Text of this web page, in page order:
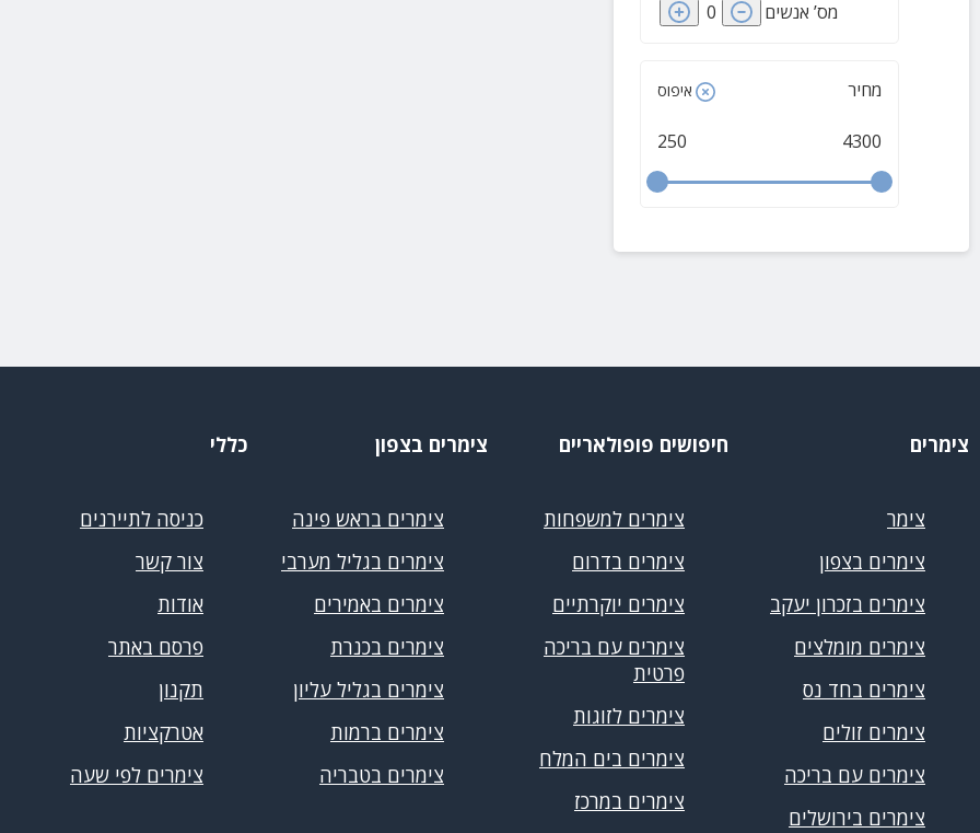
מס’ אנשים 0
מחיר איפוס
250 4300
צימרים
צימר
צימרים בצפון
צימרים בזכרון יעקב
צימרים מומלצים
צימרים בחד נס
צימרים זולים
צימרים עם בריכה
צימרים בירושלים
חיפושים פופולאריים
צימרים למשפחות
צימרים בדרום
צימרים יוקרתיים
צימרים עם בריכה
פרטית
צימרים לזוגות
צימרים בים המלח
צימרים במרכז
צימרים בצפון
צימרים בראש פינה
צימרים בגליל מערבי
צימרים באמירים
צימרים בכנרת
צימרים בגליל עליון
צימרים ברמות
צימרים בטבריה
כללי
כניסה לתיירנים
צור קשר
אודות
פרסם באתר
תקנון
אטרקציות
צימרים לפי שעה